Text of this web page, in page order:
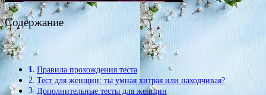
Содержание
Правила прохождения теста
Тест для женщин: ты умная хитрая или находчивая?
Дополнительные тесты для женщин